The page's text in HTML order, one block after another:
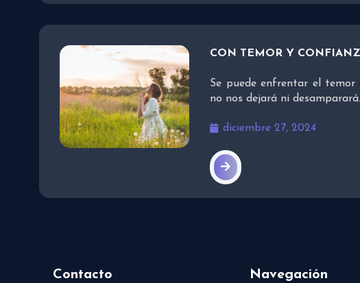
CON TEMOR Y
Se puede enfrentar el temor
no nos dejará ni desamparará.
diciembre 27, 2024
Contacto Navegación